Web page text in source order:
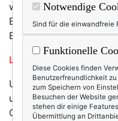
wie alles begann.
Berlin-New-Yorkerin
Berlinerin? Egal.
Lies hier.
Und wenn du wissen
um fünf Jahre später
Greencard zu
Notwendige
Sind für die einwandfreie
Funktionelle
Diese Cookies finden
Benutzerfreundlichkeit
zum Speichern von
Besuchen der Website
stehen dir einige
Übermittlung an